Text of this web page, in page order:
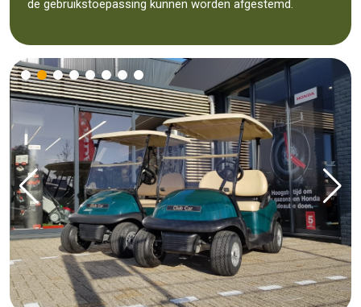
de gebruikstoepassing kunnen worden afgestemd.